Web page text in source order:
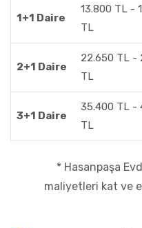
1+1 Daire
13.800 TL -
TL
2+1 Daire
22.650 TL -
TL
3+1 Daire
35.400 TL -
TL
* Hasanpaşa
maliyetleri kat ve